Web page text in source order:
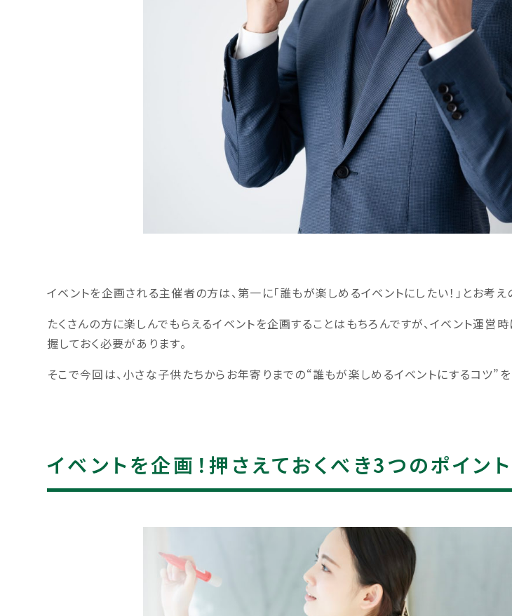
イベントを企画される主催者の方は、第一に「誰もが楽しめるイベントにしたい！」とお考え
たくさんの方に楽しんでもらえるイベントを企画することはもちろんですが、イベント運営
握しておく必要があります。
そこで今回は、小さな子供たちからお年寄りまでの“誰もが楽しめるイベントにするコツ”を
イベントを企画！押さえておくべき3つのポイント